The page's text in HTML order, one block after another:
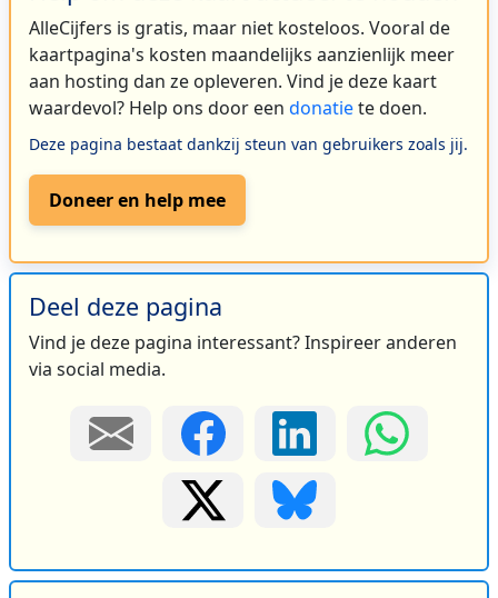
AlleCijfers is gratis, maar niet kosteloos. Vooral de
kaartpagina's kosten maandelijks aanzienlijk meer
aan hosting dan ze opleveren. Vind je deze kaart
waardevol? Help ons door een donatiete doen.
Deze pagina bestaat dankzij steun van gebruikers zoals jij.
Doneer en help mee
Deel deze pagina
Vind je deze pagina interessant? Inspireer anderen
via social media.